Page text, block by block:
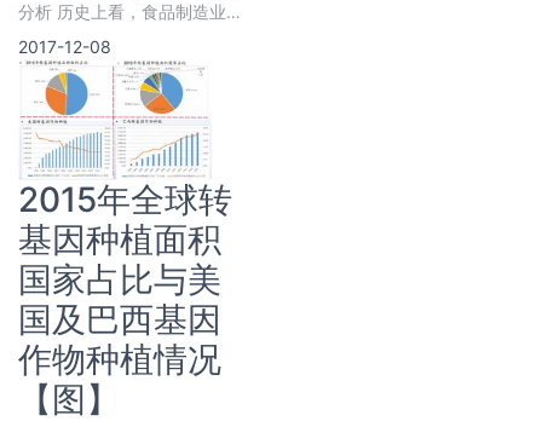
分析 历史上看，食品制造业
的成长性和宏观经济具有较高
的相关性，食品制造业的营收
和利润的变动略滞后于gdp的
变
2017-12-08
2015年全球转
基因种植面积
国家占比与美
国及巴西基因
作物种植情况
【图】